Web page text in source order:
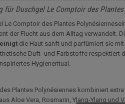
für Duschgel Le Comptoir des
Le Comptoir des Plantes Polynésiennes
der Flucht aus dem Alltag verwandelt.
die Haut sanft und parfümiert sie mit
Duft- und Farbstoffe respektiert
Hygieneritual.
Plantes Polynésiennes kombiniert
Aloe Vera, Rosmarin, Ylang-Ylang